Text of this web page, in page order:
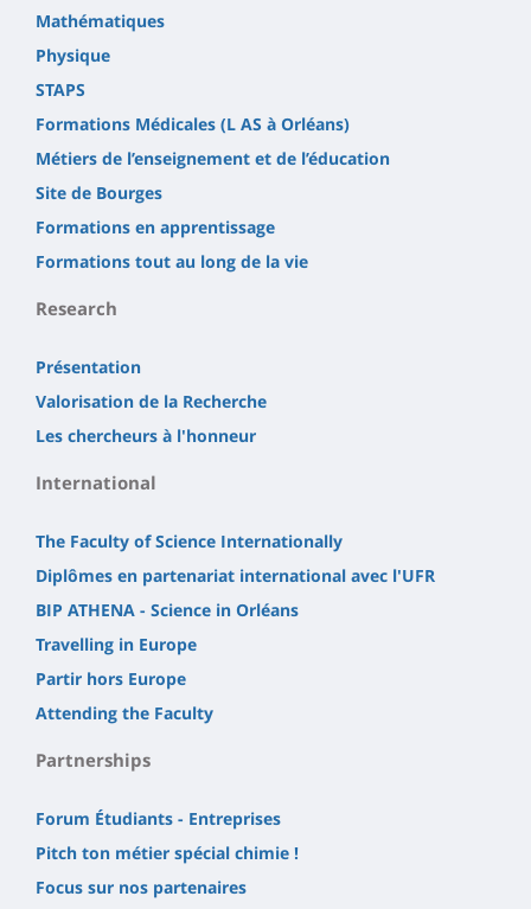
Mathématiques
Physique
STAPS
Formations Médicales (L AS à Orléans)
Métiers de l’enseignement et de l’éducation
Site de Bourges
Formations en apprentissage
Formations tout au long de la vie
Research
Présentation
Valorisation de la Recherche
Les chercheurs à l'honneur
International
The Faculty of Science Internationally
Diplômes en partenariat international avec l'UFR
BIP ATHENA - Science in Orléans
Travelling in Europe
Partir hors Europe
Attending the Faculty
Partnerships
Forum Étudiants - Entreprises
Pitch ton métier spécial chimie !
Focus sur nos partenaires